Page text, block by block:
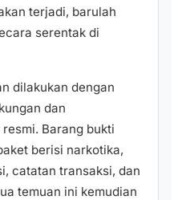
terjadi, barulah
serentak di
dilakukan dengan
dan
Barang bukti
berisi narkotika,
catatan transaksi, dan
temuan ini kemudian